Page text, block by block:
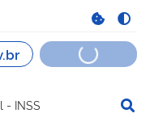
- INSS